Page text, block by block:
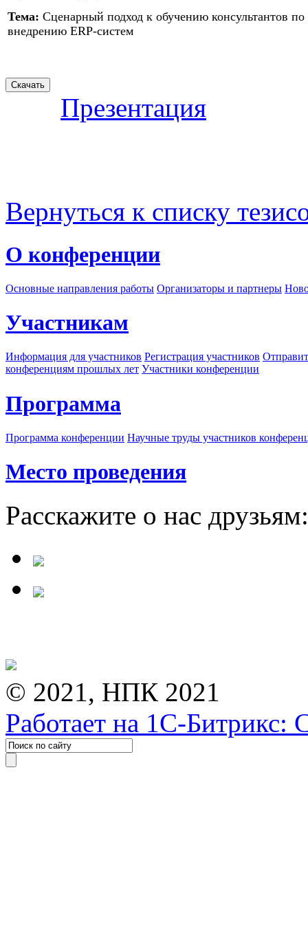
Тема: Сценарный подход к обучению консультантов по
внедрению ERP-систем
Презентация
Вернуться к списку
О конференции
Основные направления работы Организаторы и партнеры
Участникам
Информация для участников Регистрация участников
конференциям прошлых лет Участники конференции
Программа
Программа конференции Научные труды участников
Место проведения
Расскажите о нас друзьям:
© 2021, НПК 2021
Работает на 1С-Битрикс: